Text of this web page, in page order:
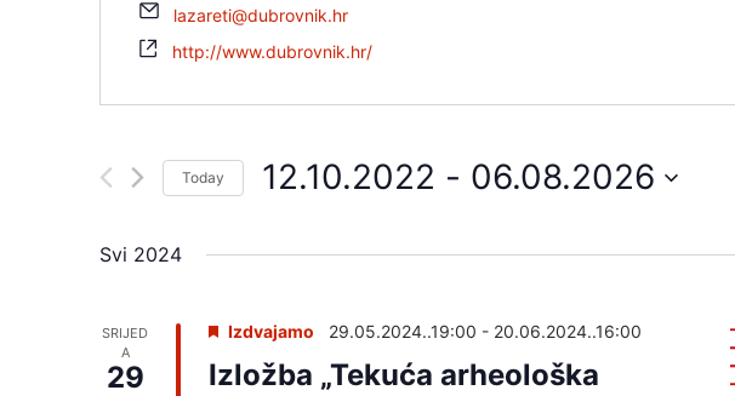
lazareti@dubrovnik.hr
http://www.dubrovnik.hr/
Today 12.10.2022 - 06.08.2026
e
e
c
Svi 2024
SRIJED
A
29
Izdvajamo 29.05.2024..19:00 - 20.06.2024..16:00
Izložba „Tekuća arheološka